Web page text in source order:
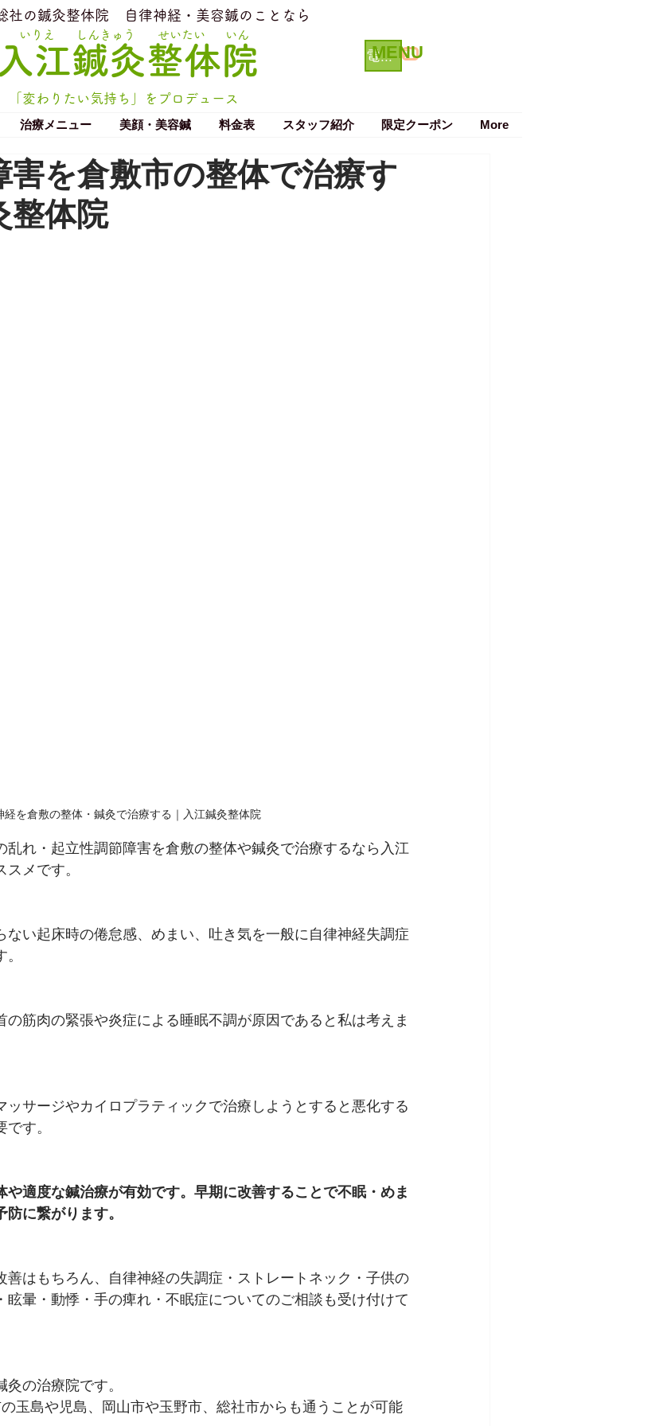
いりえ
社の鍼灸整体院 ​自律神経・美容鍼のことなら
​入江鍼灸整体院
せいたい
しんきゅう いん
電話で予約する クーポン
MENU
「変わりたい気持ち」をプロデュース
治療メニュー 美顔・美容鍼 料金表 スタッフ紹介 限定クーポン More
害を倉敷市の整体で治療す
整体院
経を倉敷の整体・鍼灸で治療する｜入江鍼灸整体院
乱れ・起立性調節障害を倉敷の整体や鍼灸で治療するなら入江
メです。
ない起床時の倦怠感、めまい、吐き気を一般に自律神経失調症
筋肉の緊張や炎症による睡眠不調が原因であると私は考えま
ッサージやカイロプラティックで治療しようとすると悪化する
す。
や適度な鍼治療が有効です。早期に改善することで不眠・めま
に繋がります。
善はもちろん、自律神経の失調症・ストレートネック・子供の
眩暈・動悸・手の痺れ・不眠症についてのご相談も受け付けて
の治療院です。
玉島や児島、岡山市や玉野市、総社市からも通うことが可能